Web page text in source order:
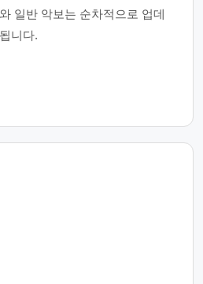
일반 악보는 순차적으로 업데
니다.